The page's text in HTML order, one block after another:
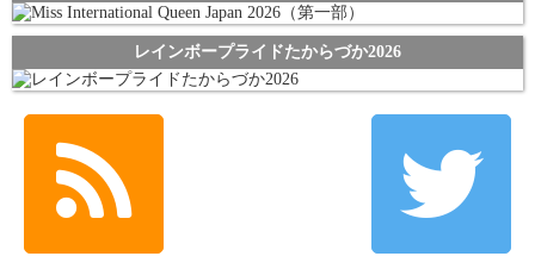
レインボープライドたからづか2026